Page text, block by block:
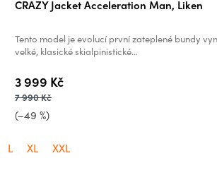
CRAZY Jacket Acceleration Man, Liken
3 999 Kč
7 990 Kč
(–49 %)
Tento model je evolucí první zateplené bundy
velké, klasické skialpinistické...
L XL XXL